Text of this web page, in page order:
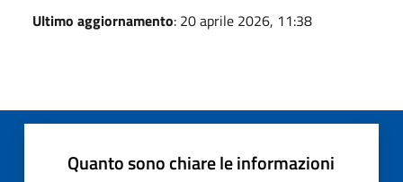
Ultimo aggiornamento: 20 aprile 2026, 11:38
Quanto sono chiare le informazioni